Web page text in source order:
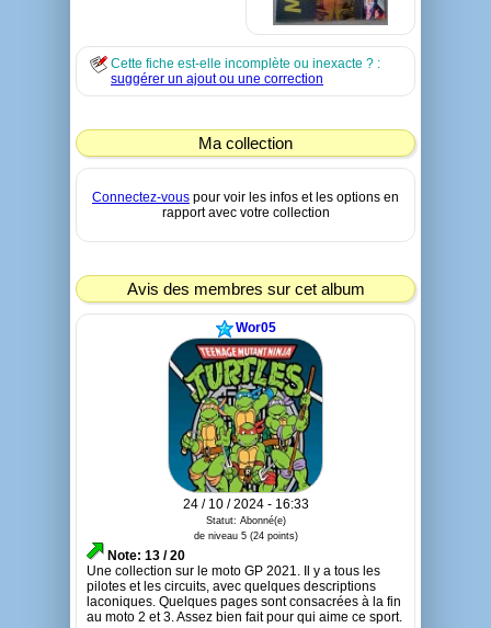
Cette fiche est-elle incomplète ou inexacte ? :
suggérer un ajout ou une correction
Ma collection
Connectez-vous pour voir les infos et les options en
rapport avec votre collection
Avis des membres sur cet album
Wor05
24 / 10 / 2024 - 16:33
Statut: Abonné(e)
de niveau 5 (24 points)
Note: 13 / 20
Une collection sur le moto GP 2021. Il y a tous les
pilotes et les circuits, avec quelques descriptions
laconiques. Quelques pages sont consacrées à la fin
au moto 2 et 3. Assez bien fait pour qui aime ce sport.